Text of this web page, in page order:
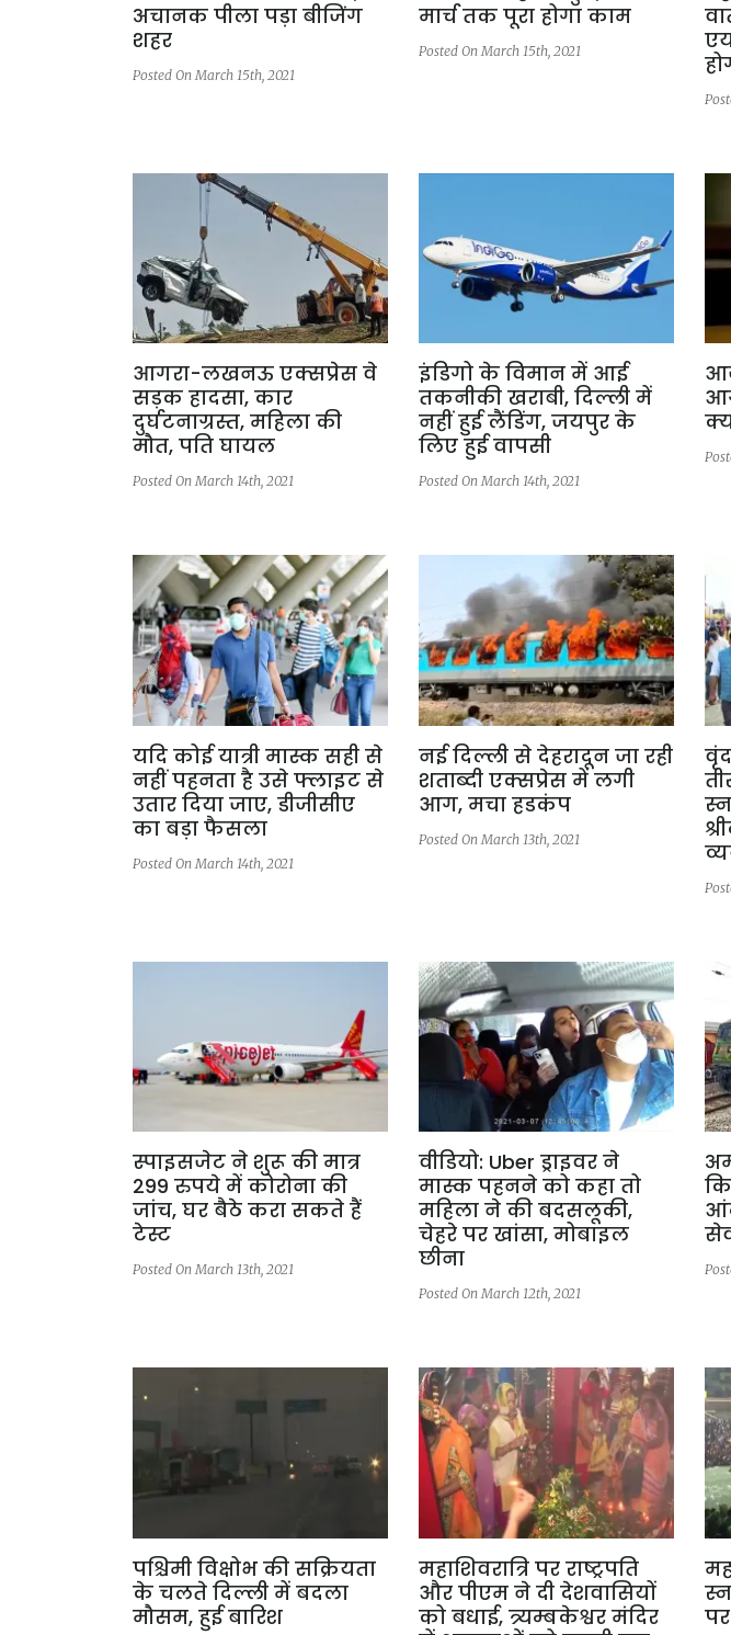
अचानक पीला पड़ा बीजिंग
शहर
Posted On March 15th, 2021
मार्च तक पूरा होगा काम
Posted On March 15th, 2021
आगरा-लखनऊ एक्सप्रेस वे
सड़क हादसा, कार
दुर्घटनाग्रस्त, महिला की
मौत, पति घायल
Posted On March 14th, 2021
इंडिगो के विमान में आई
तकनीकी खराबी, दिल्ली में
नहीं हुई लैंडिंग, जयपुर के
लिए हुई वापसी
Posted On March 14th, 2021
यदि कोई यात्री मास्क सही से
नहीं पहनता है उसे फ्लाइट से
उतार दिया जाए, डीजीसीए
का बड़ा फैसला
Posted On March 14th, 2021
नई दिल्ली से देहरादून जा रही
शताब्दी एक्सप्रेस में लगी
आग, मचा हडकंप
Posted On March 13th, 2021
स्पाइसजेट ने शुरू की मात्र
299 रुपये में कोरोना की
जांच, घर बैठे करा सकते हैं
टेस्ट
Posted On March 13th, 2021
वीडियो: Uber ड्राइवर ने
मास्क पहनने को कहा तो
महिला ने की बदसलूकी,
चेहरे पर खांसा, मोबाइल
छीना
Posted On March 12th, 2021
पश्चिमी विक्षोभ की सक्रियता
के चलते दिल्ली में बदला
मौसम, हुई बारिश
महाशिवरात्रि पर राष्ट्रपति
और पीएम ने दी देशवासियों
को बधाई, त्र्यम्बकेश्वर मंदिर